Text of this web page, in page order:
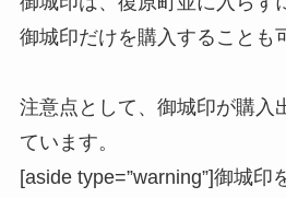
御城印だけを購入することも
注意点として、御城印が購入
ています。
[aside type=”warning”]御城印